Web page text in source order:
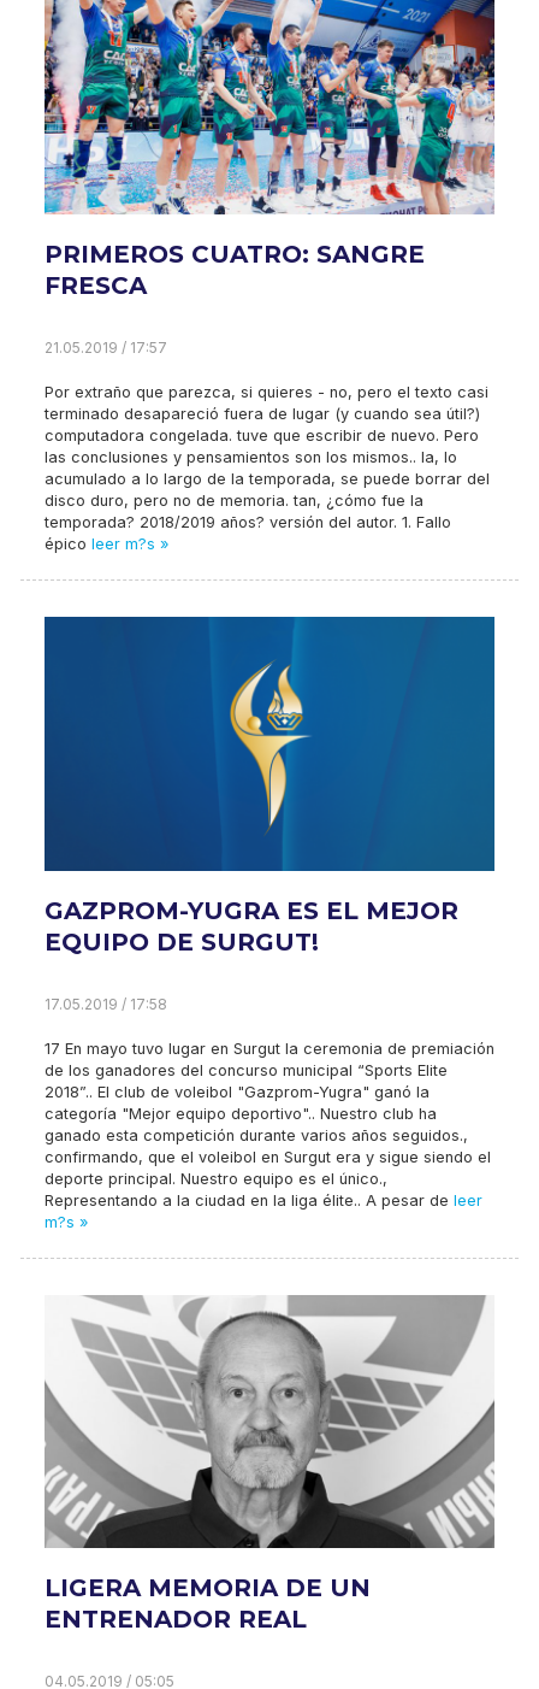
PRIMEROS CUATRO: SANGRE
FRESCA
21.05.2019 / 17:57
Por extraño que parezca, si quieres - no, pero el texto casi
terminado desapareció fuera de lugar (y cuando sea útil?)
computadora congelada. tuve que escribir de nuevo. Pero
las conclusiones y pensamientos son los mismos.. la, lo
acumulado a lo largo de la temporada, se puede borrar del
disco duro, pero no de memoria. tan, ¿cómo fue la
temporada? 2018/2019 años? versión del autor. 1. Fallo
épico leer m?s »
GAZPROM-YUGRA ES EL MEJOR
EQUIPO DE SURGUT!
17.05.2019 / 17:58
17 En mayo tuvo lugar en Surgut la ceremonia de premiación
de los ganadores del concurso municipal “Sports Elite
2018”.. El club de voleibol "Gazprom-Yugra" ganó la
categoría "Mejor equipo deportivo".. Nuestro club ha
ganado esta competición durante varios años seguidos.,
confirmando, que el voleibol en Surgut era y sigue siendo el
deporte principal. Nuestro equipo es el único.,
Representando a la ciudad en la liga élite.. A pesar de leer
m?s »
LIGERA MEMORIA DE UN
ENTRENADOR REAL
04.05.2019 / 05:05